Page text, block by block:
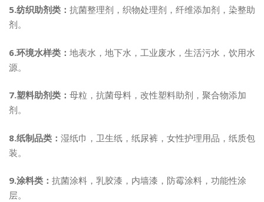
5.纺织助剂类： 抗菌整理剂，织物处理剂，纤维添加剂，染整助
剂。
6.环境水样类： 地表水，地下水，工业废水，生活污水，饮用水
源。
7.塑料助剂类： 母粒，抗菌母料，改性塑料助剂，聚合物添加
剂。
8.纸制品类： 湿纸巾，卫生纸，纸尿裤，女性护理用品，纸质包
装。
9.涂料类： 抗菌涂料，乳胶漆，内墙漆，防霉涂料，功能性涂
层。